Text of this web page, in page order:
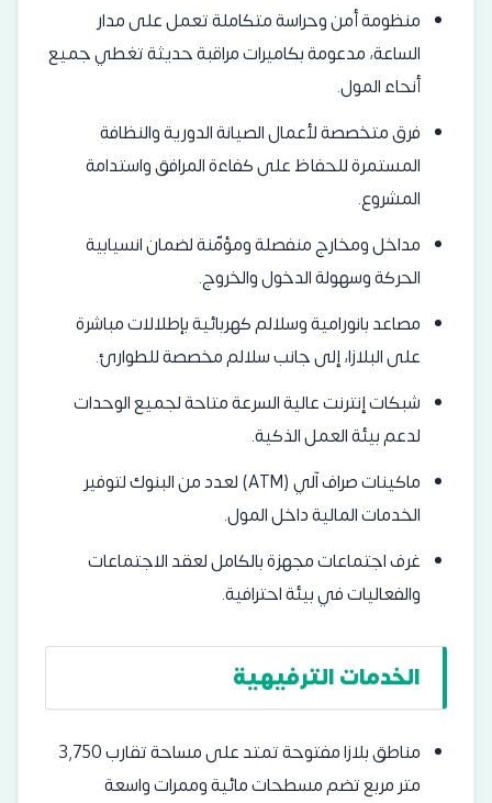
منظومة أمن وحراسة متكاملة تعمل على مدار
الساعة، مدعومة بكاميرات مراقبة حديثة تغطي جميع
أنحاء المول.
فرق متخصصة لأعمال الصيانة الدورية والنظافة
المستمرة للحفاظ على كفاءة المرافق واستدامة
المشروع.
مداخل ومخارج منفصلة ومؤمّنة لضمان انسيابية
الحركة وسهولة الدخول والخروج.
مصاعد بانورامية وسلالم كهربائية بإطلالات مباشرة
على البلازا، إلى جانب سلالم مخصصة للطوارئ.
شبكات إنترنت عالية السرعة متاحة لجميع الوحدات
لدعم بيئة العمل الذكية.
ماكينات صراف آلي (ATM) لعدد من البنوك لتوفير
الخدمات المالية داخل المول.
غرف اجتماعات مجهزة بالكامل لعقد الاجتماعات
والفعاليات في بيئة احترافية.
الخدمات الترفيهية
مناطق بلازا مفتوحة تمتد على مساحة تقارب 3,750
متر مربع تضم مسطحات مائية وممرات واسعة